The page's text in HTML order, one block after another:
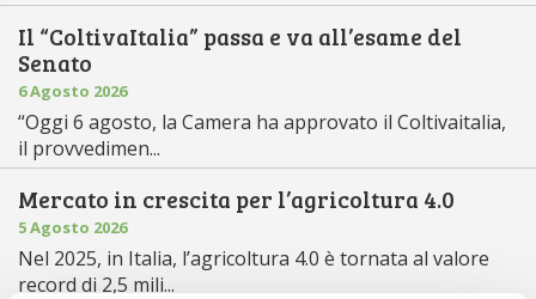
Il “ColtivaItalia” passa e va all’esame del
Senato
6 Agosto 2026
“Oggi 6 agosto, la Camera ha approvato il Coltivaitalia,
il provvedimen...
Mercato in crescita per l’agricoltura 4.0
5 Agosto 2026
Nel 2025, in Italia, l’agricoltura 4.0 è tornata al valore
record di 2,5 mili...